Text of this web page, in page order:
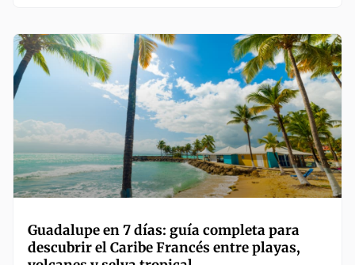
Guadalupe en 7 días: guía completa para
descubrir el Caribe Francés entre playas,